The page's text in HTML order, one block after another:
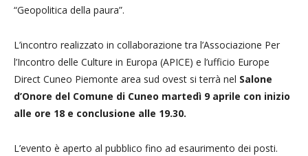
“Geopolitica della paura”.
L’incontro realizzato in collaborazione tra l’Associazione Per
l’Incontro delle Culture in Europa (APICE) e l’ufficio Europe
Direct Cuneo Piemonte area sud ovest si terrà nel Salone
d’Onore del Comune di Cuneo martedì 9 aprile con inizio
alle ore 18 e conclusione alle 19.30.
L’evento è aperto al pubblico fino ad esaurimento dei posti.